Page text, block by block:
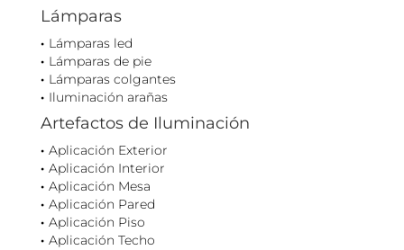
Lámparas
Lámparas led
Lámparas de pie
Lámparas colgantes
Iluminación arañas
Artefactos de Iluminación
Aplicación Exterior
Aplicación Interior
Aplicación Mesa
Aplicación Pared
Aplicación Piso
Aplicación Techo